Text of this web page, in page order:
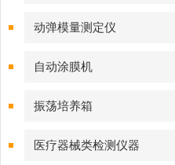
动弹模量测定仪
自动涂膜机
振荡培养箱
医疗器械类检测仪器